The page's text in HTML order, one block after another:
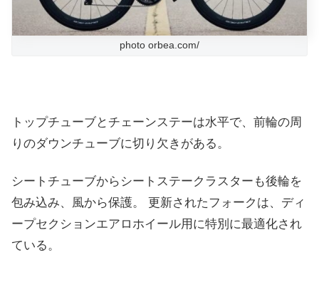
photo orbea.com/
トップチューブとチェーンステーは水平で、前輪の周
りのダウンチューブに切り欠きがある。
シートチューブからシートステークラスターも後輪を
包み込み、風から保護。 更新されたフォークは、ディ
ープセクションエアロホイール用に特別に最適化され
ている。